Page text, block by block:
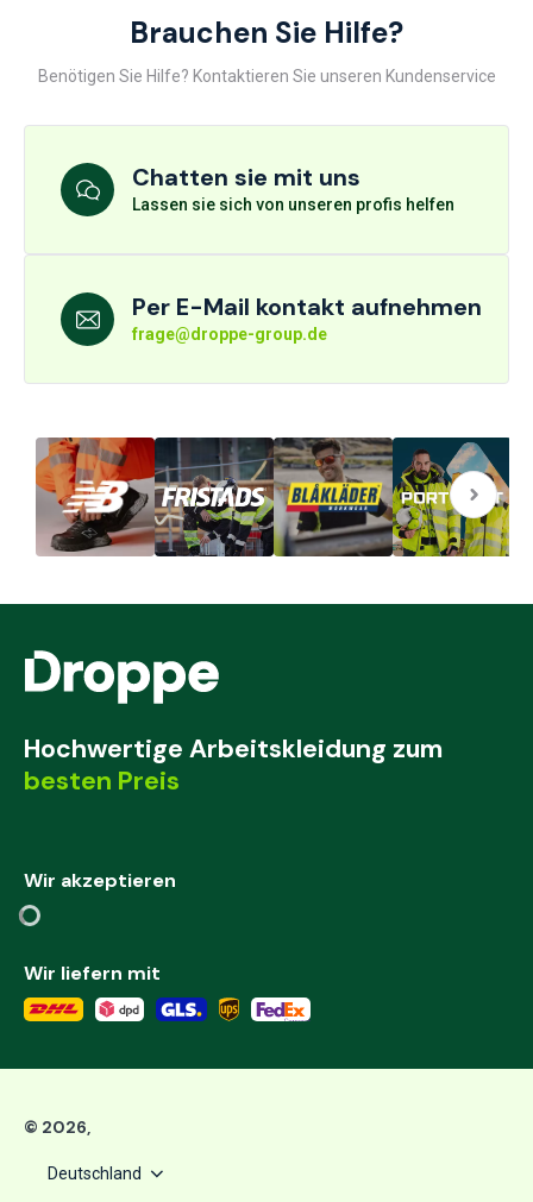
Brauchen Sie Hilfe?
Benötigen Sie Hilfe? Kontaktieren Sie unseren Kundenservice
Chatten sie mit uns
Lassen sie sich von unseren profis helfen
Per E-Mail kontakt aufnehmen
frage@droppe-group.de
Hochwertige Arbeitskleidung zum
besten Preis
Wir akzeptieren
Wir liefern mit
© 2026,
Deutschland